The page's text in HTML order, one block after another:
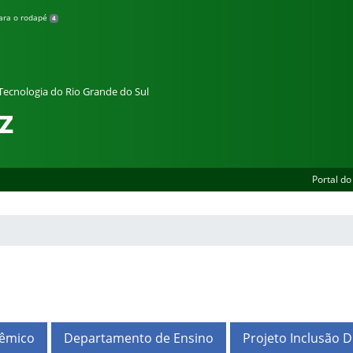
o rodapé 4
do Rio Grande do Sul
Portal do
Departamento de Ensino Projeto Inclusão